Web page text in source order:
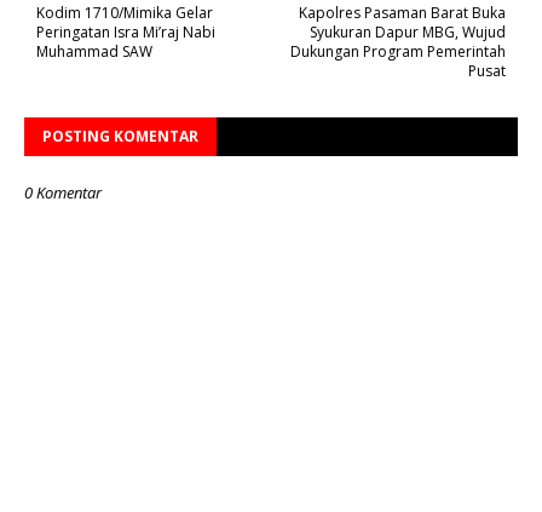
Kapolres Pasaman Barat Buka
Syukuran Dapur MBG, Wujud
Dukungan Program Pemerintah
Pusat
Kodim 1710/Mimika Gelar
Peringatan Isra Mi’raj Nabi
Muhammad SAW
POSTING KOMENTAR
0 Komentar